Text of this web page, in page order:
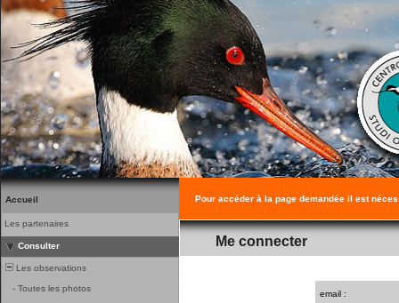
Accueil
Les partenaires
Consulter
Les observations
- Toutes les photos
Pour accéder à la page demandée il est
Me connecter
email :